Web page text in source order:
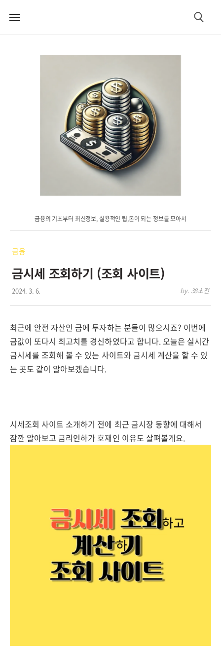
메
검
금융의 기초부터 최신정보, 실용적인 팁,돈이 되는 정보를 모아서
금융
금시세 조회하기 (조회 사이트)
2024. 3. 6. by. 38초전
최근에 안전 자산인 금에 투자하는 분들이 많으시죠? 이번에
금값이 또다시 최고치를 경신하였다고 합니다. 오늘은 실시간
금시세를 조회해 볼 수 있는 사이트와 금시세 계산을 할 수 있
는 곳도 같이 알아보겠습니다.
시세조회 사이트 소개하기 전에 최근 금시장 동향에 대해서
잠깐 알아보고 금리인하가 호재인 이유도 살펴볼게요.